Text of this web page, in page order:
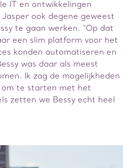
IT en ontwikkelingen
ook degene geweest
te gaan werken. "Op dat
een slim platform voor het
konden automatiseren en
was daar als meest
Ik zag de mogelijkheden
te starten met het
zetten we Bessy echt heel